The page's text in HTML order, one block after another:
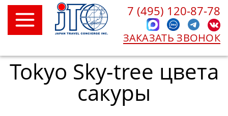
7 (495) 120-87-78
ЗАКАЗАТЬ ЗВОНОК
Tokyo Sky-tree цвета
сакуры